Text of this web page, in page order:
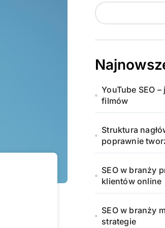
YouTube SEO
filmów
Struktura
poprawnie
SEO w branży
klientów online
SEO w branży
strategie